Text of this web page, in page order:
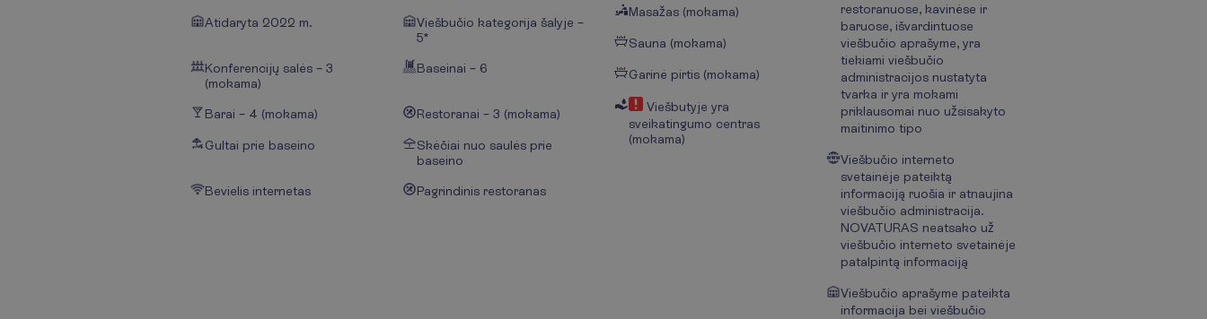
Atidaryta 2022 m.
Viešbučio kategorija šalyje –
5*
Konferencijų salės – 3
(mokama)
Baseinai – 6
Barai – 4 (mokama) Restoranai – 3 (mokama)
Gultai prie baseino
Skėčiai nuo saulės prie
baseino
Bevielis internetas Pagrindinis restoranas
Masažas (mokama)
Sauna (mokama)
Garinė pirtis (mokama)
Viešbutyje yra
sveikatingumo centras
(mokama)
restoranuose, kavinėse ir
baruose, išvardintuose
viešbučio aprašyme, yra
tiekiami viešbučio
administracijos nustatyta
tvarka ir yra mokami
priklausomai nuo užsisakyto
maitinimo tipo
Viešbučio interneto
svetainėje pateiktą
informaciją ruošia ir atnaujina
viešbučio administracija.
NOVATURAS neatsako už
viešbučio interneto svetainėje
patalpintą informaciją
Viešbučio aprašyme pateikta
informacija bei viešbučio